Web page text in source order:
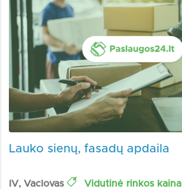
Lauko sienų, fasadų apdaila
IV, Vaclovas Vidutinė rinkos kaina